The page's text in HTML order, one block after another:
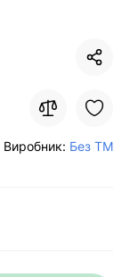
Виробник: Без ТМ